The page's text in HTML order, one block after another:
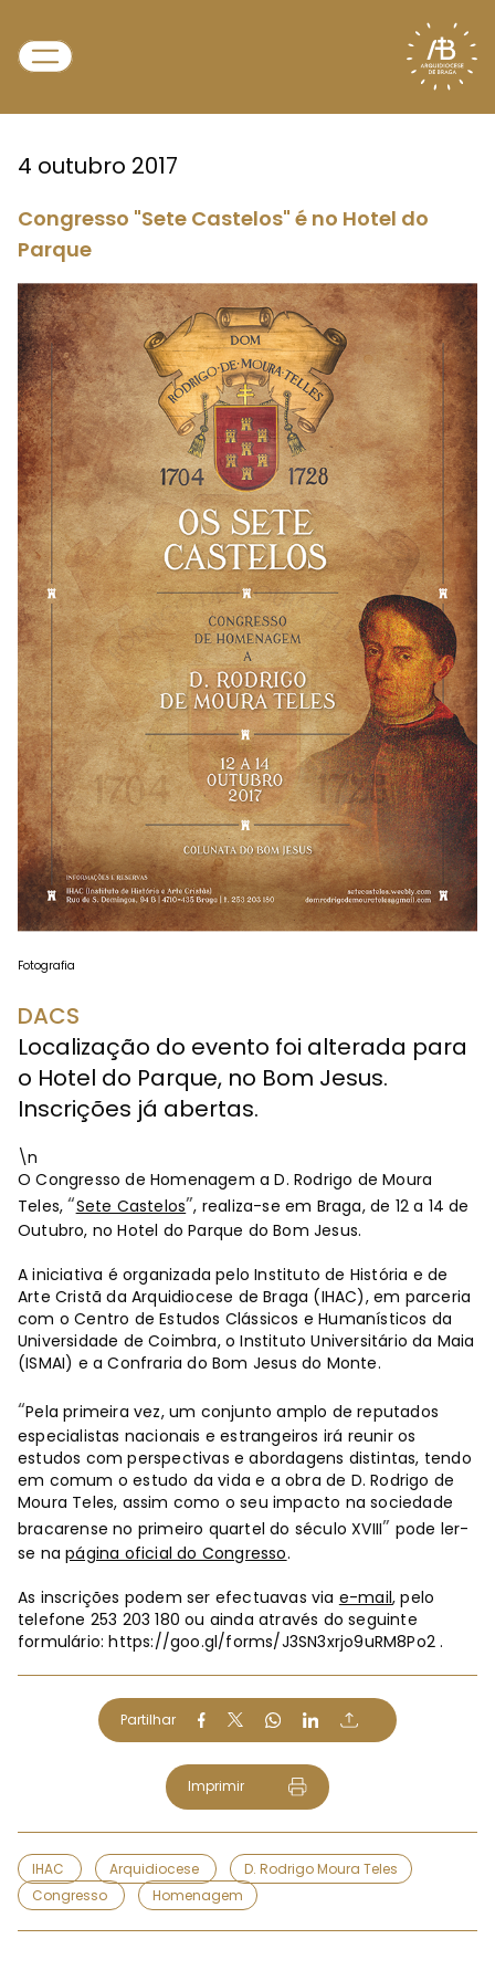
4 outubro 2017
Congresso "Sete Castelos" é no Hotel do
Parque
Fotografia
DACS
Localização do evento foi alterada para
o Hotel do Parque, no Bom Jesus.
Inscrições já abertas.
\n
O Congresso de Homenagem a D. Rodrigo de Moura
Teles,“Sete Castelos”, realiza-se em Braga, de 12 a 14 de
Outubro, no Hotel do Parque do Bom Jesus.
A iniciativa é organizada pelo Instituto de História e de
Arte Cristã da Arquidiocese de Braga (IHAC), em parceria
com o Centro de Estudos Clássicos e Humanísticos da
Universidade de Coimbra, o Instituto Universitário da Maia
(ISMAI) e a Confraria do Bom Jesus do Monte.
“Pela primeira vez, um conjunto amplo de reputados
especialistas nacionais e estrangeiros irá reunir os
estudos com perspectivas e abordagens distintas, tendo
em comum o estudo da vida e a obra de D. Rodrigo de
Moura Teles, assim como o seu impacto na sociedade
bracarense no primeiro quartel do século XVIII” pode ler-
se napágina oficial do Congresso.
As inscrições podem ser efectuavas via e-mail, pelo
telefone 253 203 180 ou ainda através do seguinte
formulário: https://goo.gl/forms/J3SN3xrjo9uRM8Po2 .
Partilhar
Imprimir
IHAC Arquidiocese
D. Rodrigo Moura Teles
Congresso
Homenagem